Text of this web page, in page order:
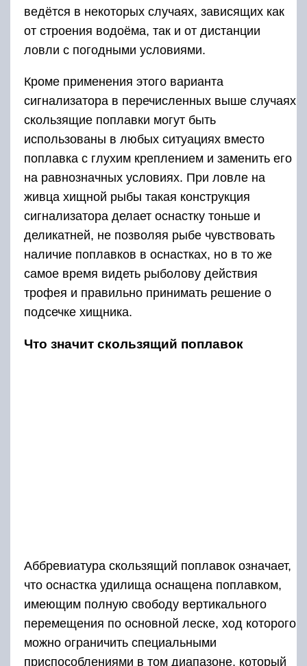
ведётся в некоторых случаях, зависящих как
от строения водоёма, так и от дистанции
ловли с погодными условиями.
Кроме применения этого варианта
сигнализатора в перечисленных выше случаях
скользящие поплавки могут быть
использованы в любых ситуациях вместо
поплавка с глухим креплением и заменить его
на равнозначных условиях. При ловле на
живца хищной рыбы такая конструкция
сигнализатора делает оснастку тоньше и
деликатней, не позволяя рыбе чувствовать
наличие поплавков в оснастках, но в то же
самое время видеть рыболову действия
трофея и правильно принимать решение о
подсечке хищника.
Что значит скользящий поплавок
Аббревиатура скользящий поплавок означает,
что оснастка удилища оснащена поплавком,
имеющим полную свободу вертикального
перемещения по основной леске, ход которого
можно ограничить специальными
приспособлениями в том диапазоне, который